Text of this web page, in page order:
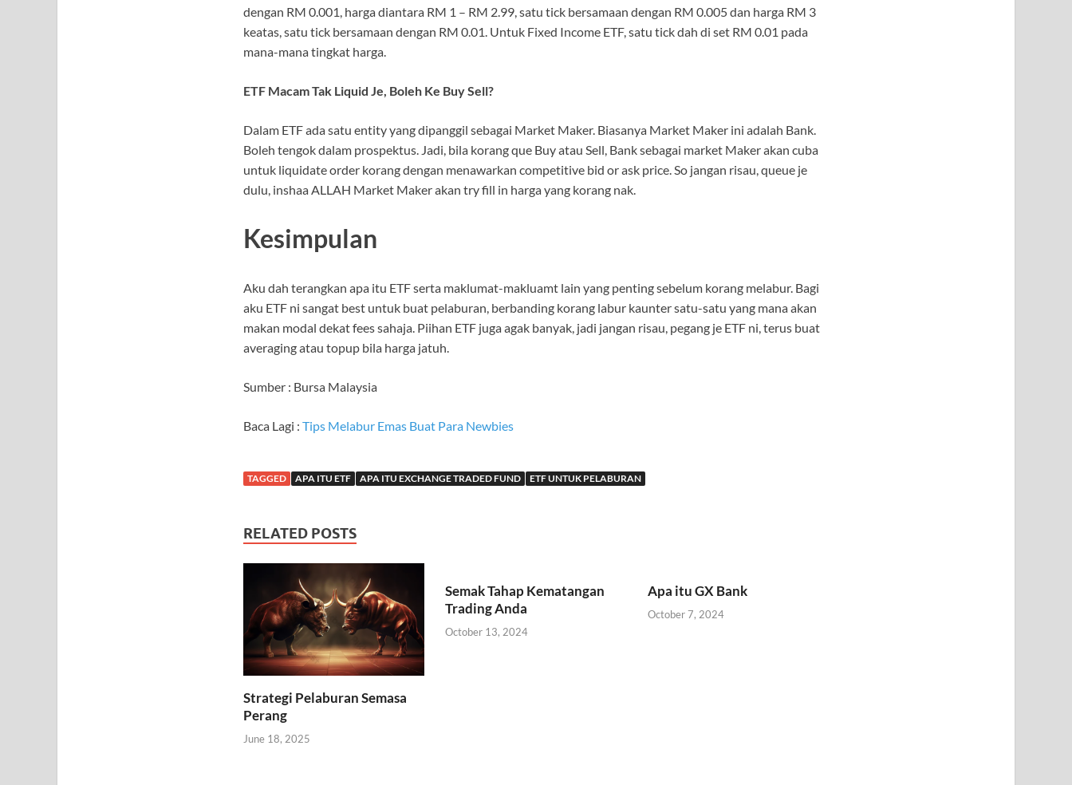
dengan RM 0.001, harga diantara RM 1 – RM 2.99, satu tick bersamaan dengan RM 0.005 dan harga RM 3
keatas, satu tick bersamaan dengan RM 0.01. Untuk Fixed Income ETF, satu tick dah di set RM 0.01 pada
mana-mana tingkat harga.
ETF Macam Tak Liquid Je, Boleh Ke Buy Sell?
Dalam ETF ada satu entity yang dipanggil sebagai Market Maker. Biasanya Market Maker ini adalah Bank.
Boleh tengok dalam prospektus. Jadi, bila korang que Buy atau Sell, Bank sebagai market Maker akan cuba
untuk liquidate order korang dengan menawarkan competitive bid or ask price. So jangan risau, queue je
dulu, inshaa ALLAH Market Maker akan try fill in harga yang korang nak.
Kesimpulan
Aku dah terangkan apa itu ETF serta maklumat-makluamt lain yang penting sebelum korang melabur. Bagi
aku ETF ni sangat best untuk buat pelaburan, berbanding korang labur kaunter satu-satu yang mana akan
makan modal dekat fees sahaja. Piihan ETF juga agak banyak, jadi jangan risau, pegang je ETF ni, terus buat
averaging atau topup bila harga jatuh.
Sumber : Bursa Malaysia
Baca Lagi : Tips Melabur Emas Buat Para Newbies
TAGGED APA ITU ETF APA ITU EXCHANGE TRADED FUND ETF UNTUK PELABURAN
RELATED POSTS
Strategi Pelaburan Semasa
Perang
June 18, 2025
Semak Tahap Kematangan
Trading Anda
October 13, 2024
Apa itu GX Bank
October 7, 2024